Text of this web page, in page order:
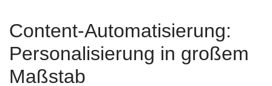
Content-Automatisierung:
Personalisierung in großem
Maßstab